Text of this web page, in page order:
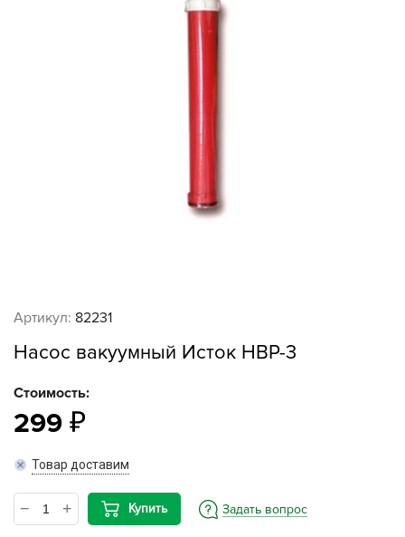
Артикул: 82231
Насос вакуумный Исток НВР-3
Стоимость:
299
Товар доставим
Купить Задать вопрос